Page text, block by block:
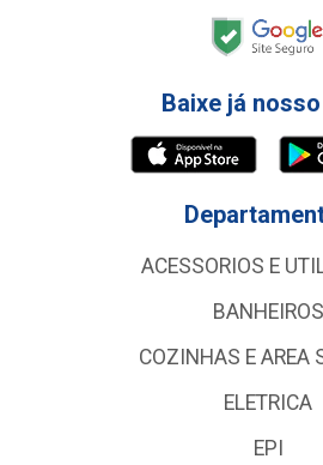
Baixe já
ACESSORIOS E
BANHEIROS
COZINHAS E AREA
ELETRICA
EPI